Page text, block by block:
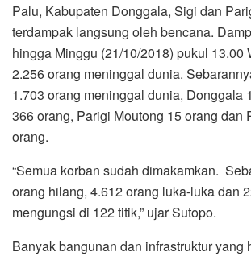
Palu, Kabupaten Donggala, Sigi dan
terdampak langsung oleh bencana.
hingga Minggu (21/10/2018) pukul 13.00
2.256 orang meninggal dunia.
1.703 orang meninggal dunia, Donggala
366 orang, Parigi Moutong 15 orang dan
orang.
“Semua korban sudah dimakamkan.
orang hilang, 4.612 orang luka-luka dan
mengungsi di 122 titik,” ujar Sutopo.
Banyak bangunan dan infrastruktur yang